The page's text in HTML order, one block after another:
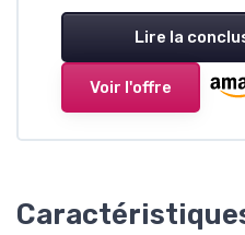
Lire la
Voir l'offre